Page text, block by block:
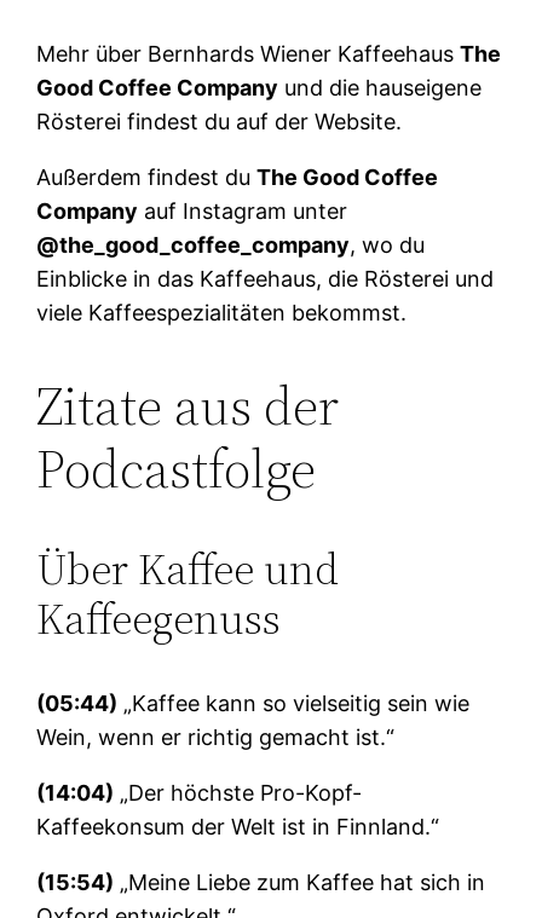
Mehr über Bernhards Wiener KaffeehausThe
Good Coffee Company und die hauseigene
Rösterei findest du auf der Website.
Außerdem findest duThe Good Coffee
Company auf Instagram unter
@the_good_coffee_company, wo du
Einblicke in das Kaffeehaus, die Rösterei und
viele Kaffeespezialitäten bekommst.
Zitate aus der
Podcastfolge
Über Kaffee und
Kaffeegenuss
(05:44) „Kaffee kann so vielseitig sein wie
Wein, wenn er richtig gemacht ist.“
(14:04) „Der höchste Pro-Kopf-
Kaffeekonsum der Welt ist in Finnland.“
(15:54) „Meine Liebe zum Kaffee hat sich in